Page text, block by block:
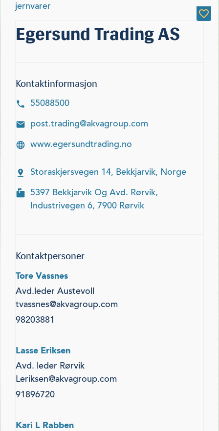
jernvarer
Egersund Trading AS
Kontaktinformasjon
55088500
post.trading@akvagroup.com
www.egersundtrading.no
Storaskjersvegen 14, Bekkjarvik, Norge
5397 Bekkjarvik Og Avd. Rørvik,
Industrivegen 6, 7900 Rørvik
Kontaktpersoner
Tore Vassnes
Avd.leder Austevoll
tvassnes@akvagroup.com
98203881
Lasse Eriksen
Avd. leder Rørvik
Leriksen@akvagroup.com
91896720
Kari L Rabben